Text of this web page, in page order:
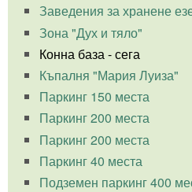
Заведения за хранене
Зона "Дух и тяло"
Конна база - сега
Къпалня "Мария Луиза"
Паркинг 150 места
Паркинг 200 места
Паркинг 200 места
Паркинг 40 места
Подземен паркинг 400